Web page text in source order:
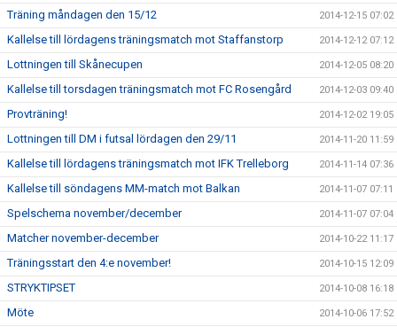
Träning måndagen den 15/12 2014-12-15 07:02
Kallelse till lördagens träningsmatch mot Staffanstorp 2014-12-12 07:12
Lottningen till Skånecupen 2014-12-05 08:20
Kallelse till torsdagen träningsmatch mot FC Rosengård 2014-12-03 09:40
Provträning! 2014-12-02 19:05
Lottningen till DM i futsal lördagen den 29/11 2014-11-20 11:59
Kallelse till lördagens träningsmatch mot IFK Trelleborg 2014-11-14 07:36
Kallelse till söndagens MM-match mot Balkan 2014-11-07 07:11
Spelschema november/december 2014-11-07 07:04
Matcher november-december 2014-10-22 11:17
Träningsstart den 4:e november! 2014-10-15 12:09
STRYKTIPSET 2014-10-08 16:18
Möte 2014-10-06 17:52